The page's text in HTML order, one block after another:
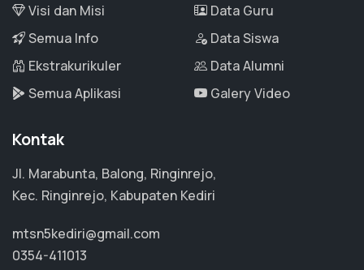
Visi dan Misi
Semua Info
Ekstrakurikuler
Semua Aplikasi
Data Guru
Data Siswa
Data Alumni
Galery Video
Kontak
Jl. Marabunta, Balong, Ringinrejo,
Kec. Ringinrejo, Kabupaten Kediri
mtsn5kediri@gmail.com
0354-411013